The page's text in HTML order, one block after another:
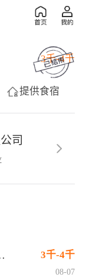
3千-4千
提供食宿
司
员(J10773) 3千-4千
08-07